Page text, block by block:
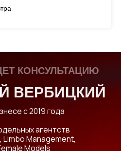
ВЕРБИЦКИЙ
с 2019 года
агентств
Limbo Management,
Models
КОНСУЛЬТАЦИЮ